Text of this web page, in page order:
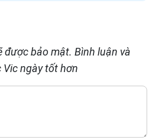
được bảo mật. Bình luận và
Vic ngày tốt hơn